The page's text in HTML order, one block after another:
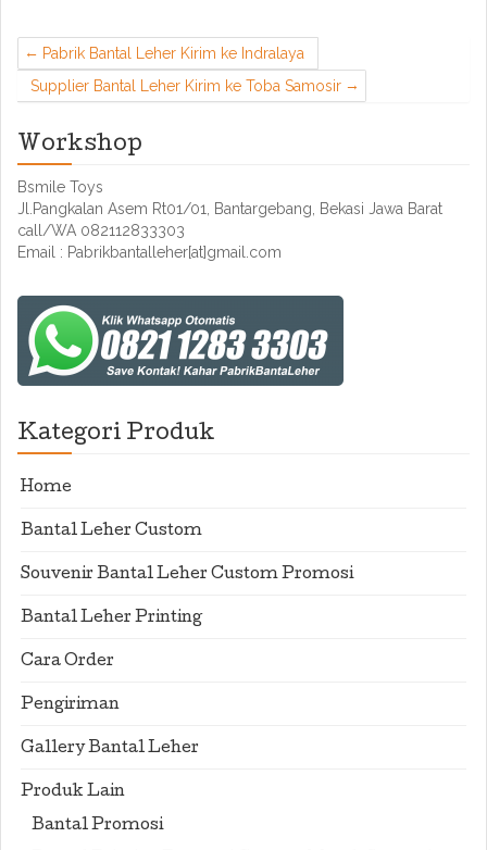
Pabrik Bantal Leher Kirim ke Indralaya
Supplier Bantal Leher Kirim ke Toba Samosir
Workshop
Bsmile Toys
Jl.Pangkalan Asem Rt01/01, Bantargebang, Bekasi Jawa Barat
call/WA 082112833303
Email : Pabrikbantalleher[at]gmail.com
Kategori Produk
Home
Bantal Leher Custom
Souvenir Bantal Leher Custom Promosi
Bantal Leher Printing
Cara Order
Pengiriman
Gallery Bantal Leher
Produk Lain
Bantal Promosi